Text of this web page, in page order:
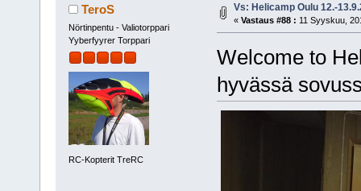
TeroS
Nörtinpentu - Valiotorppari
Yyberfyyrer Torppari
RC-Kopterit TreRC
Vs: Helicamp Oulu 12.-
« Vastaus #88 : 11 Syyskuu,
Welcome to
hyvässä